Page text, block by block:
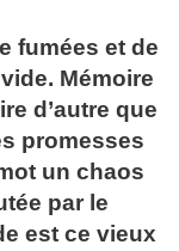
fumées et de
Mémoire
d’autre que
promesses
un chaos
par le
est ce vieux